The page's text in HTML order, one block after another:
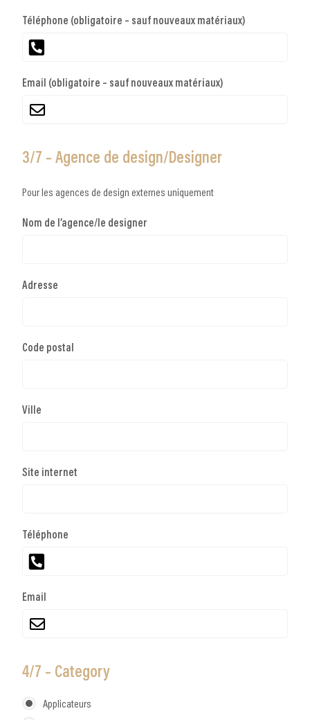
Téléphone (obligatoire – sauf nouveaux matériaux)
Email (obligatoire – sauf nouveaux matériaux)
3/7 – Agence de design/Designer
Pour les agences de design externes uniquement
Nom de l’agence/le designer
Adresse
Code postal
Ville
Site internet
Téléphone
Email
4/7 – Category
Applicateurs